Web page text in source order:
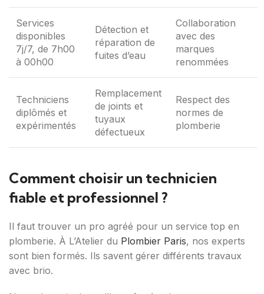
Services
disponibles
7j/7, de 7h00
à 00h00
Détection et
réparation de
fuites d’eau
Collaboration
avec des
marques
renommées
Techniciens
diplômés et
expérimentés
Remplacement
de joints et
tuyaux
défectueux
Respect des
normes de
plomberie
Comment choisir un technicien
fiable et professionnel ?
Il faut trouver un pro agréé pour un service top en
plomberie. À L’Atelier du Plombier Paris, nos experts
sont bien formés. Ils savent gérer différents travaux
avec brio.